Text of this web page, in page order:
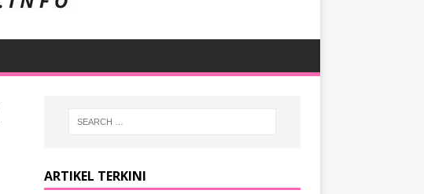
ARTIKEL TERKINI